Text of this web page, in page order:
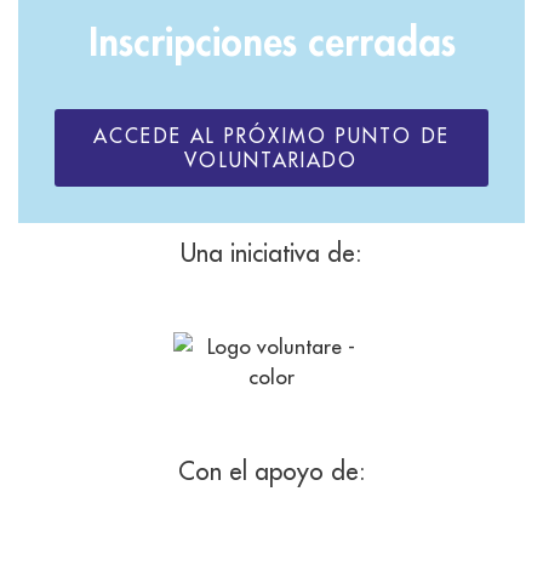
Inscripciones cerradas
ACCEDE AL PRÓXIMO PUNTO DE
VOLUNTARIADO
Una iniciativa de:
Con el apoyo de: